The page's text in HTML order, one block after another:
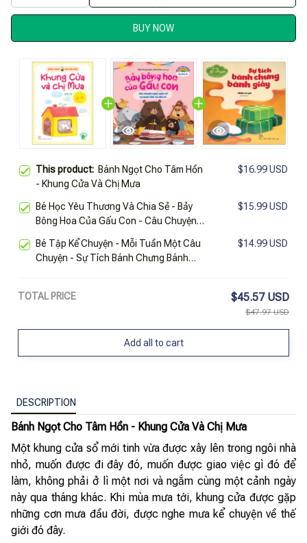
BUY NOW
This product: Bánh Ngọt Cho Tâm Hồn
- Khung Cửa Và Chị Mưa
$16.99 USD
Bé Học Yêu Thương Và Chia Sẻ - Bảy
Bông Hoa Của Gấu Con - Câu Chuyện
$15.99 USD
Bé Tập Kể Chuyện - Mỗi Tuần Một Câu
Chuyện - Sự Tích Bánh Chưng Bánh
$14.99 USD
TOTAL PRICE $45.57 USD
$47.97 USD
Add all to cart
DESCRIPTION
Bánh Ngọt Cho Tâm Hồn - Khung Cửa Và Chị Mưa
Một khung cửa sổ mới tinh vừa được xây lên trong ngôi nhà
nhỏ, muốn được đi đây đó, muốn được giao việc gì đó để
làm, không phải ở lì một nơi và ngắm cùng một cảnh ngày
này qua tháng khác. Khi mùa mưa tới, khung cửa được gặp
những cơn mưa đầu đời, được nghe mưa kể chuyện về thế
giới đó đây.